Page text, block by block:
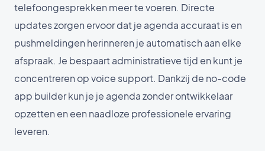
telefoongesprekken meer te voeren. Directe
updates zorgen ervoor dat je agenda accuraat is en
pushmeldingen herinneren je automatisch aan elke
afspraak. Je bespaart administratieve tijd en kunt je
concentreren op voice support. Dankzij de no-code
app builder kun je je agenda zonder ontwikkelaar
opzetten en een naadloze professionele ervaring
leveren.